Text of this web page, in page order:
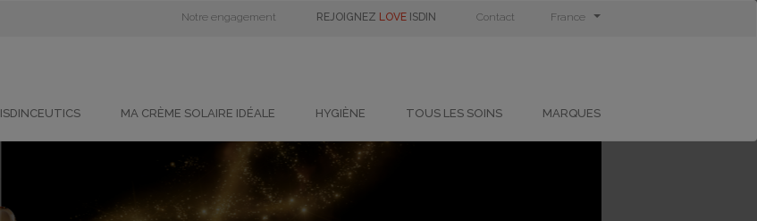
Notre engagement REJOIGNEZ LOVEISDIN Contact France
ISDINCEUTICS MA CRÈME SOLAIRE IDÉALE HYGIÈNE TOUS LES SOINS MARQUES